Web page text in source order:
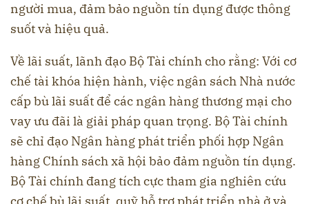
người mua, đảm bảo nguồn tín dụng được thông
suốt và hiệu quả.
Về lãi suất, lãnh đạo Bộ Tài chính cho rằng: Với cơ
chế tài khóa hiện hành, việc ngân sách Nhà nước
cấp bù lãi suất để các ngân hàng thương mại cho
vay ưu đãi là giải pháp quan trọng. Bộ Tài chính
sẽ chỉ đạo Ngân hàng phát triển phối hợp Ngân
hàng Chính sách xã hội bảo đảm nguồn tín dụng.
Bộ Tài chính đang tích cực tham gia nghiên cứu